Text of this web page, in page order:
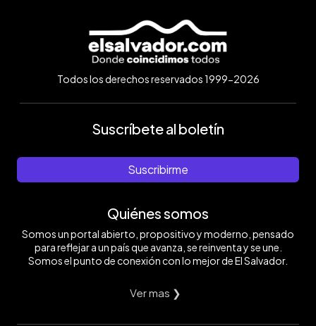
Todos los derechos reservados 1999-2026
Suscríbete al boletín
Suscribirme
Quiénes somos
Somos un portal abierto, propositivo y moderno, pensado
para reflejar a un país que avanza, se reinventa y se une.
Somos el punto de conexión con lo mejor de El Salvador.
Ver mas ❯